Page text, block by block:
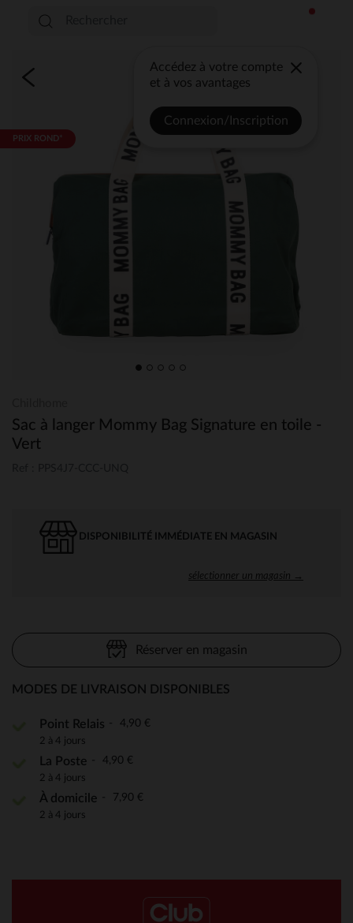
Accédez à votre compte
et à vos avantages
Connexion/Inscription
PRIX ROND*
Sac à langer Mommy Bag Signature en toile -
Vert
DISPONIBILITÉ IMMÉDIATE EN MAGASIN
sélectionner un magasin →
Réserver en magasin
MODES DE LIVRAISON DISPONIBLES
Point Relais 4,90 €
2 à 4 jours
La Poste 4,90 €
2 à 4 jours
À domicile 7,90 €
2 à 4 jours